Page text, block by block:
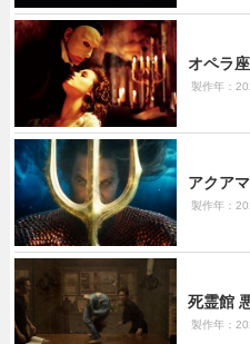
オペラ
製作年：
アクア
製作年：
死霊館
製作年：